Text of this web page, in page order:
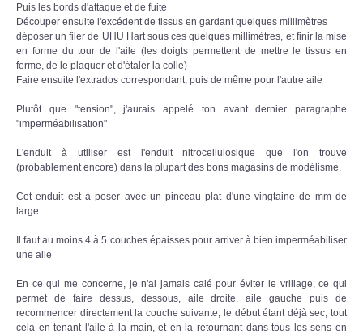
Puis les bords d'attaque et de fuite
Découper ensuite l'excédent de tissus en gardant quelques millimètres
déposer un filer de UHU Hart sous ces quelques millimètres, et finir la mise
en forme du tour de l'aile (les doigts permettent de mettre le tissus en
forme, de le plaquer et d'étaler la colle)
Faire ensuite l'extrados correspondant, puis de même pour l'autre aile
Plutôt que "tension", j'aurais appelé ton avant dernier paragraphe
"imperméabilisation"
L'enduit à utiliser est l'enduit nitrocellulosique que l'on trouve
(probablement encore) dans la plupart des bons magasins de modélisme.
Cet enduit est à poser avec un pinceau plat d'une vingtaine de mm de
large
Il faut au moins 4 à 5 couches épaisses pour arriver à bien imperméabiliser
une aile
En ce qui me concerne, je n'ai jamais calé pour éviter le vrillage, ce qui
permet de faire dessus, dessous, aile droite, aile gauche puis de
recommencer directement la couche suivante, le début étant déjà sec, tout
cela en tenant l'aile à la main, et en la retournant dans tous les sens en